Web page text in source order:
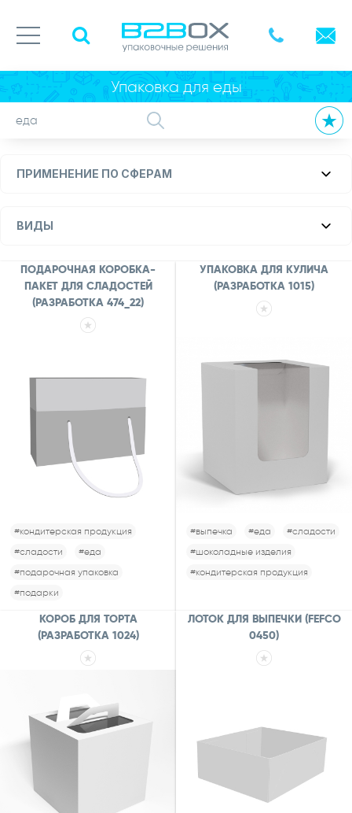
Упаковка для еды
ПРИМЕНЕНИЕ ПО СФЕРАМ
ВИДЫ
ПОДАРОЧНАЯ КОРОБКА-
ПАКЕТ ДЛЯ СЛАДОСТЕЙ
(РАЗРАБОТКА 474_22)
#кондитерская продукция
#сладости
#еда
#подарочная упаковка
#подарки
УПАКОВКА ДЛЯ КУЛИЧА
(РАЗРАБОТКА 1015)
#выпечка #еда
#сладости
#шоколадные изделия
#кондитерская продукция
КОРОБ ДЛЯ ТОРТА
(РАЗРАБОТКА 1024)
ЛОТОК ДЛЯ ВЫПЕЧКИ (FEFCO
0450)